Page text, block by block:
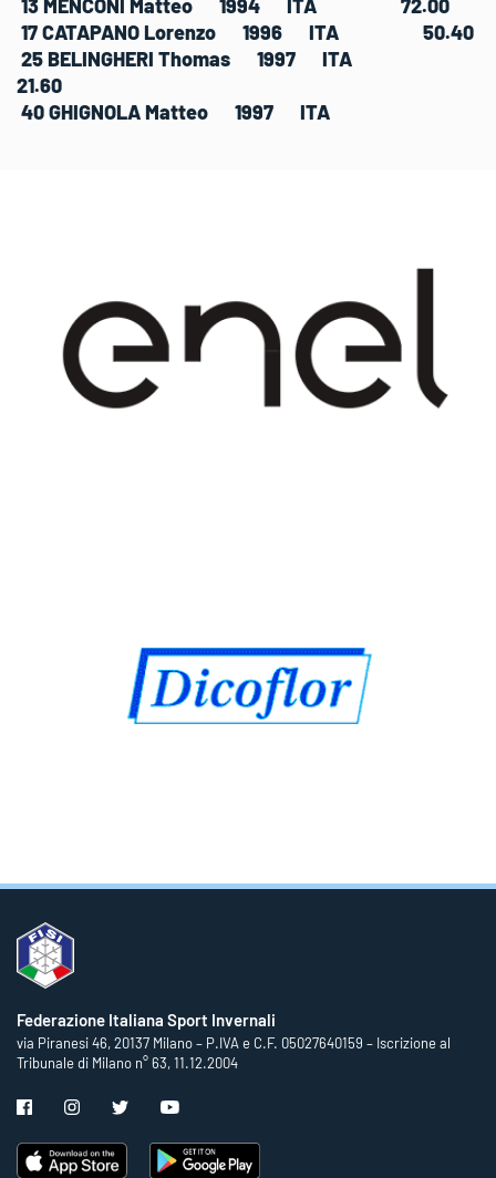
13 MENCONI Matteo 1994 ITA 72.00
17 CATAPANO Lorenzo 1996 ITA 50.40
25 BELINGHERI Thomas 1997 ITA
21.60
40 GHIGNOLA Matteo 1997 ITA
Federazione Italiana Sport Invernali
via Piranesi 46, 20137 Milano – P.IVA e C.F. 05027640159 – Iscrizione al
Tribunale di Milano n° 63, 11.12.2004